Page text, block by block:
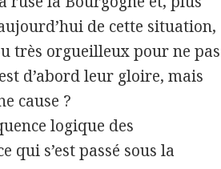
de cette situation,
très orgueilleux pour ne pas
d’abord leur gloire, mais
cause ?
logique des
qui s’est passé sous la